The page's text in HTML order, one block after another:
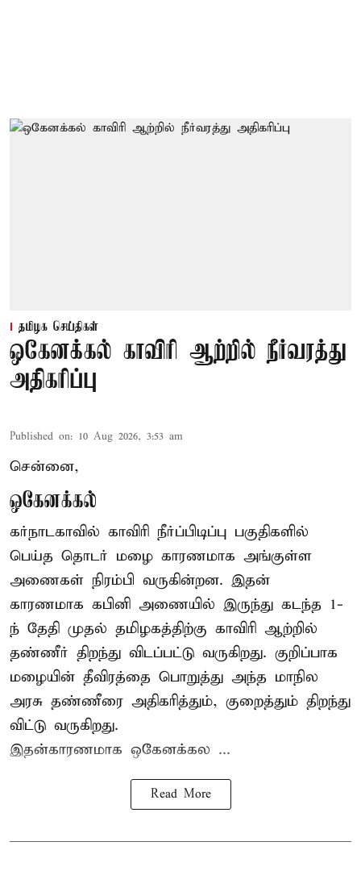
தமிழக செய்திகள்
ஒகேனக்கல் காவிரி ஆற்றில் நீர்வரத்து
அதிகரிப்பு
Published on: 10 Aug 2026, 3:53 am
சென்னை,
ஒகேனக்கல்
கர்நாடகாவில் காவிரி நீர்ப்பிடிப்பு பகுதிகளில்
பெய்த தொடர் மழை காரணமாக அங்குள்ள
அணைகள் நிரம்பி வருகின்றன. இதன்
காரணமாக கபினி அணையில் இருந்து கடந்த 1-
ந் தேதி முதல் தமிழகத்திற்கு காவிரி ஆற்றில்
தண்ணீர் திறந்து விடப்பட்டு வருகிறது. குறிப்பாக
மழையின் தீவிரத்தை பொறுத்து அந்த மாநில
அரசு தண்ணீரை அதிகரித்தும், குறைத்தும் திறந்து
விட்டு வருகிறது.
இதன்காரணமாக ஒகேனக்கல ...
Read More